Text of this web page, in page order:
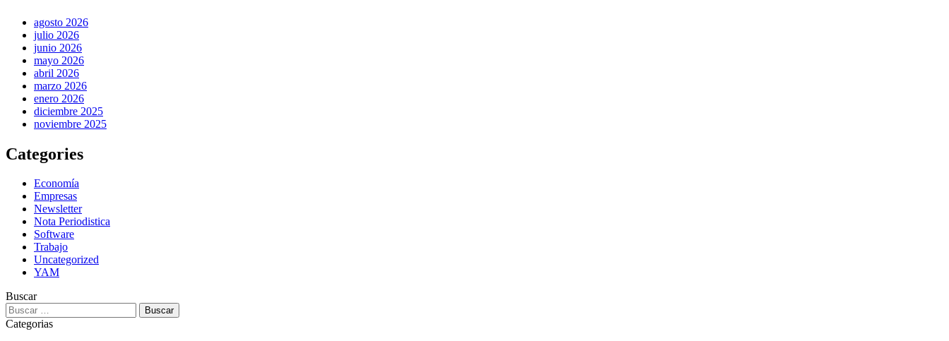
agosto 2026
julio 2026
junio 2026
mayo 2026
abril 2026
marzo 2026
enero 2026
diciembre 2025
noviembre 2025
Categories
Economía
Empresas
Newsletter
Nota Periodistica
Software
Trabajo
Uncategorized
YAM
Buscar
Buscar:
Categorias